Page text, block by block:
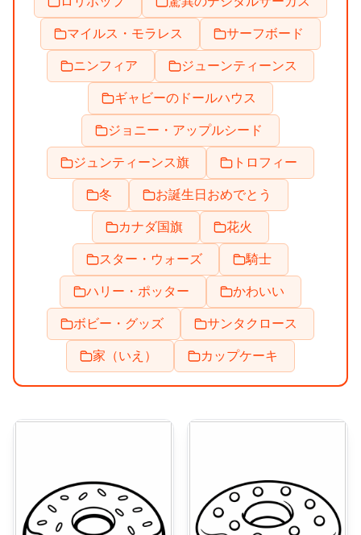
マイルス・モラレス
サーフボード
ニンフィア
ジューンティーンス
ギャビーのドールハウス
ジョニー・アップルシード
ジュンティーンス旗
トロフィー
冬
お誕生日おめでとう
カナダ国旗
花火
スター・ウォーズ
騎士
ハリー・ポッター
かわいい
ボビー・グッズ
サンタクロース
家（いえ）
カップケーキ